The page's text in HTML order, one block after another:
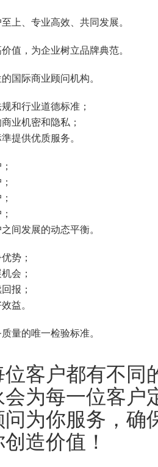
上、专业高效、共同发展。
值，为企业树立品牌典范。
国际商业顾问机构。
和行业道德标准；
业机密和隐私；
提供优质服务。
间发展的动态平衡。
势；
会；
报；
益。
量的唯一检验标准。
客户都有不同
为每一位客户
为你服务，确
造价值！